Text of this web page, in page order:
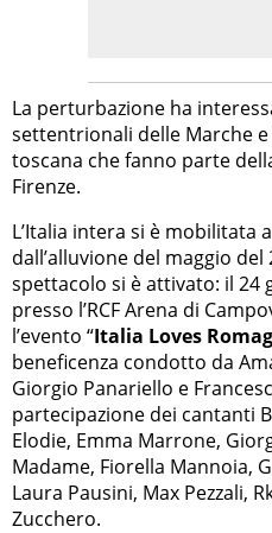
La perturbazione ha
settentrionali delle Marche
toscana che fanno parte
Firenze.
L’Italia intera si è mobilitata
dall’alluvione del maggio
spettacolo si è attivato: il 24
presso l’RCF Arena di
l’evento “Italia Loves
beneficenza condotto da
Giorgio Panariello e
partecipazione dei cantanti
Elodie, Emma Marrone,
Madame, Fiorella Mannoia,
Laura Pausini, Max Pezzali,
Zucchero.